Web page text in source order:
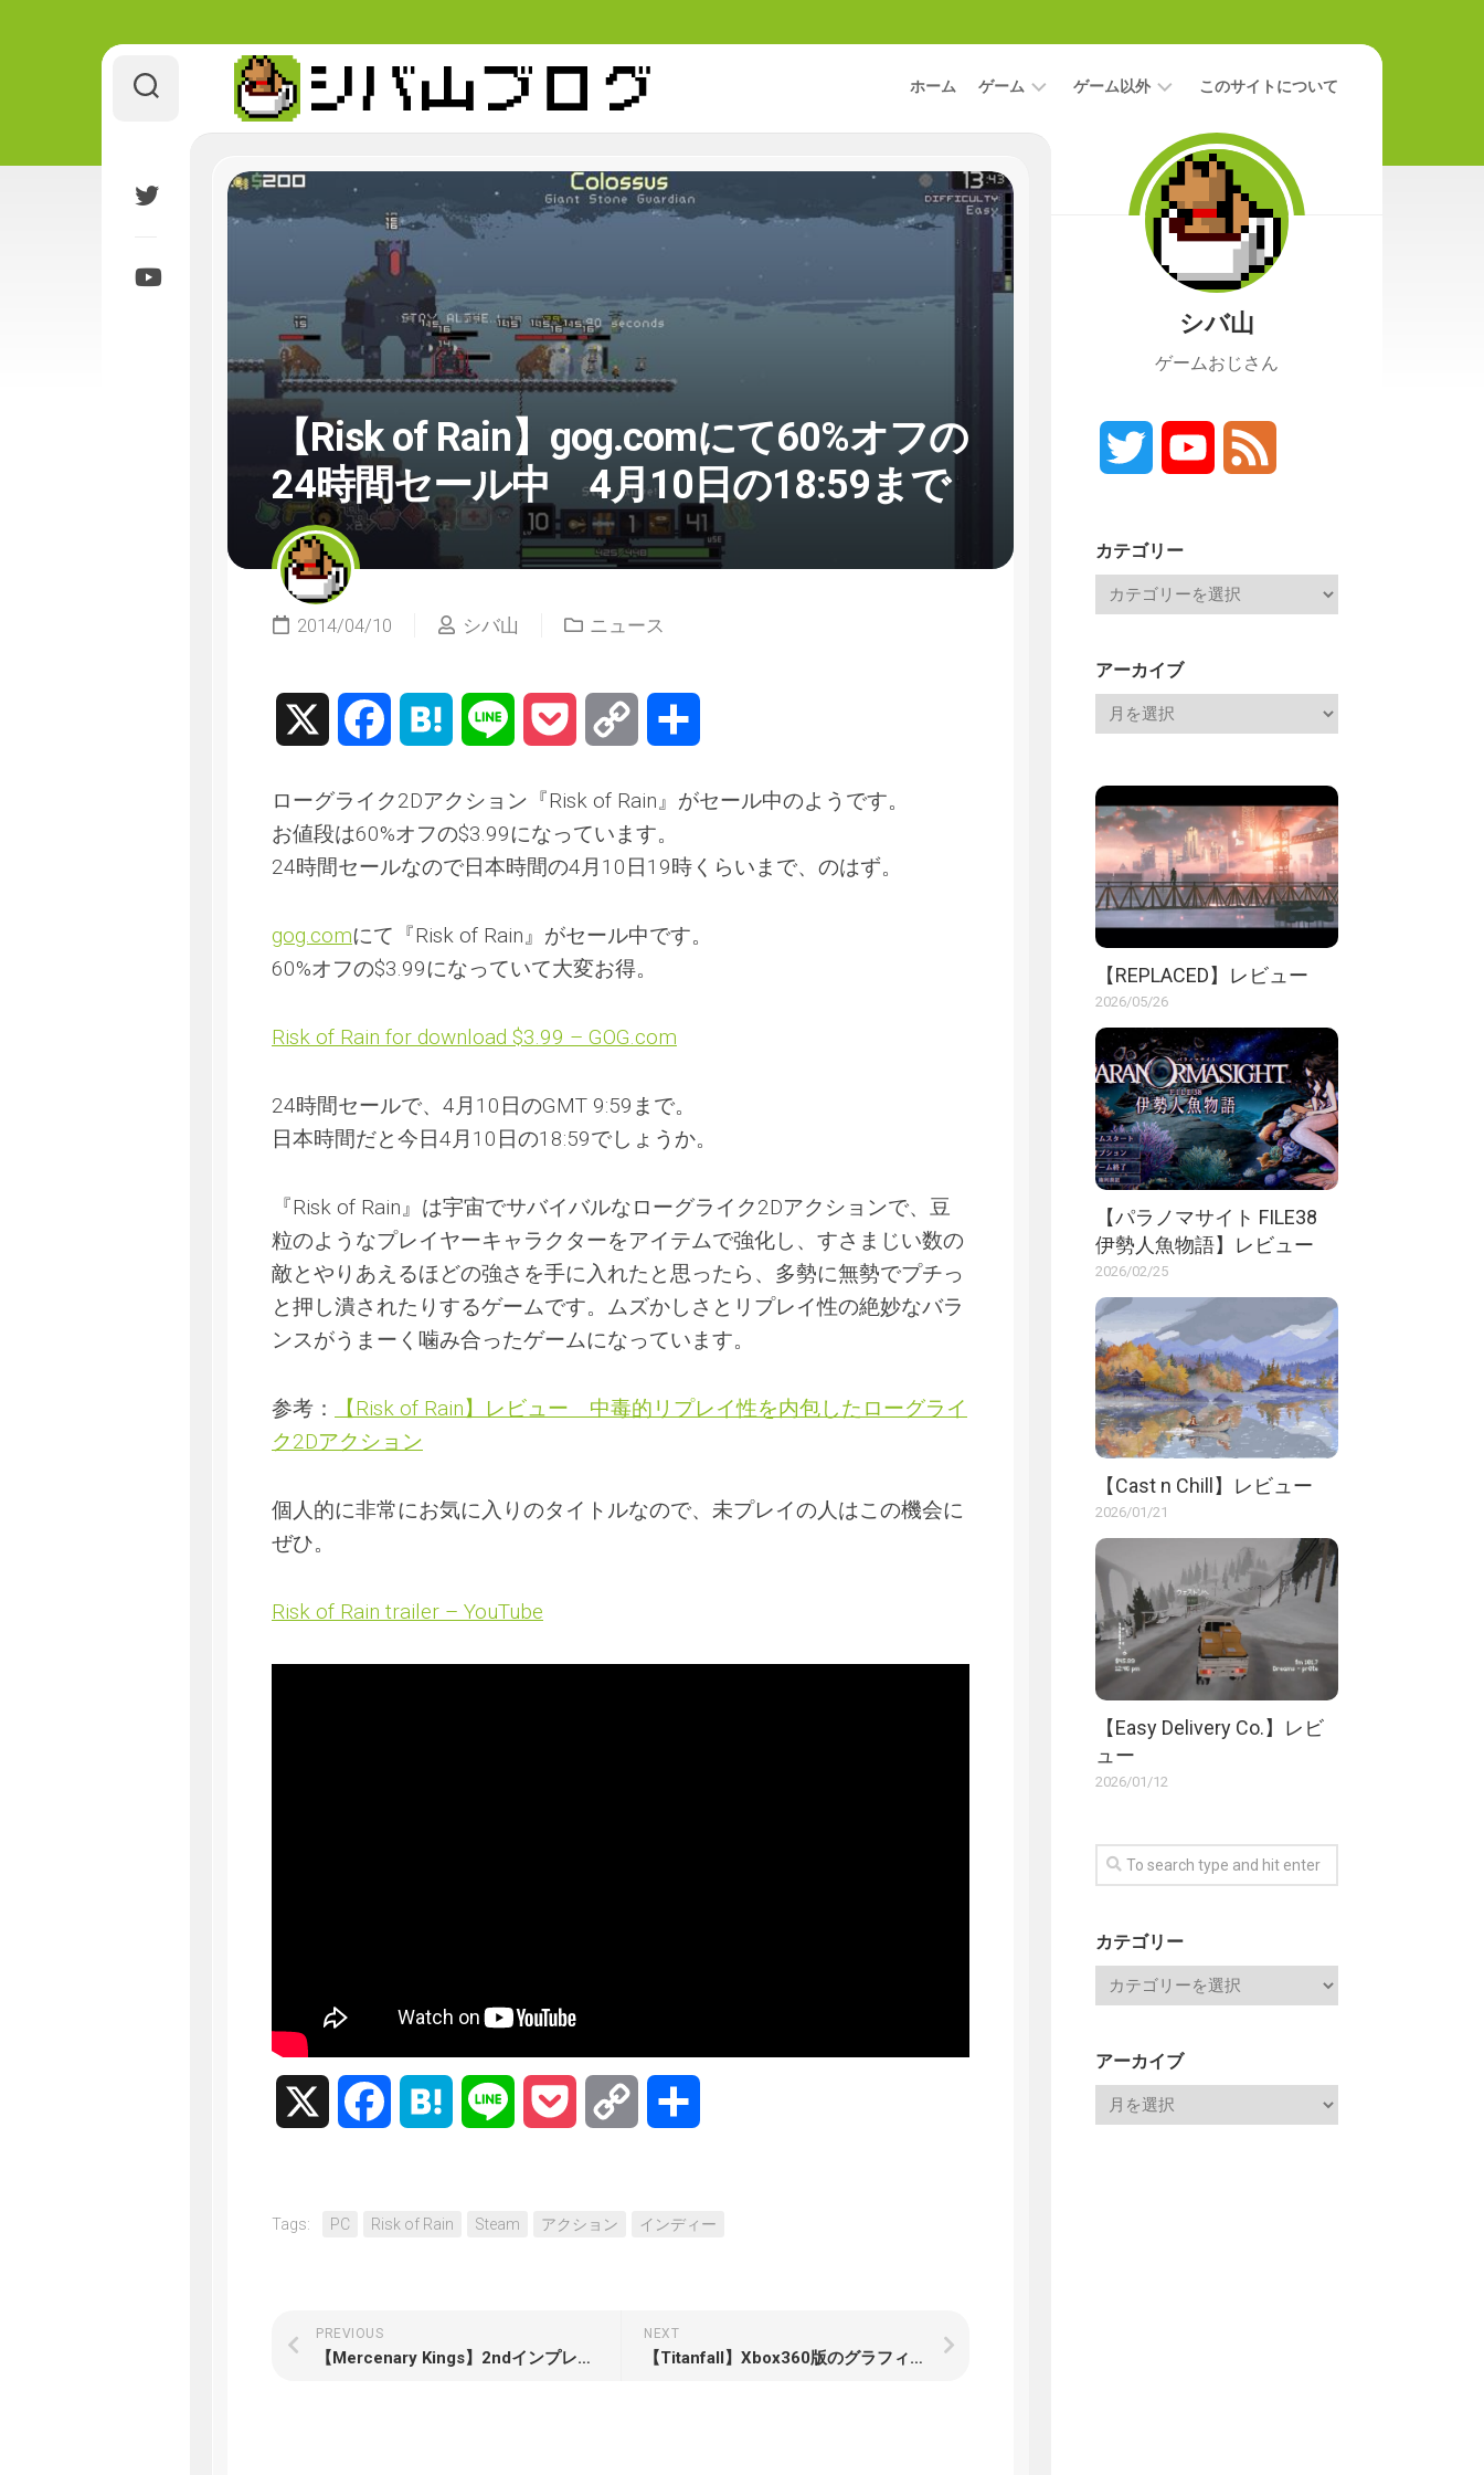
ホーム ゲーム
ビ
ュ
ー
攻
略
ゲーム以外 このサイトについて
【Risk of Rain】gog.comにて60%オフの
24時間セール中 4月10日の18:59まで
2014/04/10 シバ山 ニュース
FacebookHatena Line Pocket Copy
ローグライク2Dアクション『Risk of Rain』がセール中のようです。
お値段は60%オフの$3.99になっています。
24時間セールなので日本時間の4月10日19時くらいまで、のはず。
gog.comにて『Risk of Rain』がセール中です。
60%オフの$3.99になっていて大変お得。
Risk of Rain for download $3.99 – GOG.com
24時間セールで、4月10日のGMT 9:59まで。
日本時間だと今日4月10日の18:59でしょうか。
『Risk of Rain』は宇宙でサバイバルなローグライク2Dアクションで、豆
粒のようなプレイヤーキャラクターをアイテムで強化し、すさまじい数の
敵とやりあえるほどの強さを手に入れたと思ったら、多勢に無勢でプチっ
と押し潰されたりするゲームです。ムズかしさとリプレイ性の絶妙なバラ
ンスがうまーく噛み合ったゲームになっています。
参考：
【Risk of Rain】レビュー 中毒的リプレイ性を内包したローグライ
ク2Dアクション
個人的に非常にお気に入りのタイトルなので、未プレイの人はこの機会に
ぜひ。
Risk of Rain trailer – YouTube
FacebookHatena Line Pocket Copy
Tags: PC Risk of Rain Steam アクション インディー
NEXT
【Titanfall】Xbox360版のグラフィックやフレームレートなど各種比較まとめ
PREVIOUS
【Mercenary Kings】2ndインプレッション 足りない素材よりも軽いハンドガンでスピードアップ あと犬かわいい
シバ山
ゲームおじさん
Twitter YouTube
カテゴリー
アーカイブ
【REPLACED】レビュー
2026/05/26
【パラノマサイト FILE38
伊勢人魚物語】レビュー
2026/02/25
【Cast n Chill】レビュー
2026/01/21
【Easy Delivery Co.】レビ
ュー
2026/01/12
カテゴリー
アーカイブ